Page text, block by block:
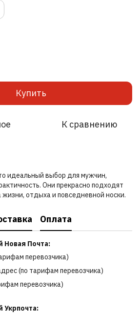
Купить
К сравнению
идеальный выбор для мужчин,
Они прекрасно подходят
жизни, отдыха и повседневной носки.
Оплата
Новая Почта:
перевозчика)
(по тарифам перевозчика)
перевозчика)
Укрпочта: